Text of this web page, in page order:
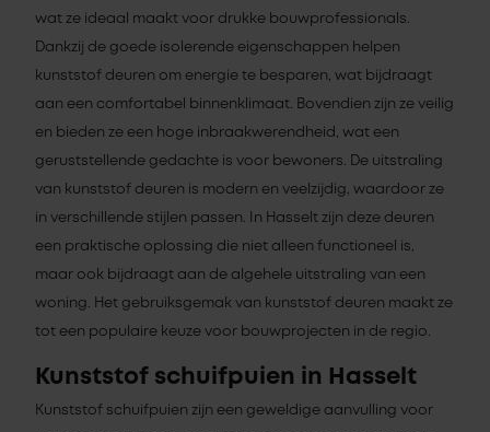
wat ze ideaal maakt voor drukke bouwprofessionals.
Dankzij de goede isolerende eigenschappen helpen
kunststof deuren om energie te besparen, wat bijdraagt
aan een comfortabel binnenklimaat. Bovendien zijn ze veilig
en bieden ze een hoge inbraakwerendheid, wat een
geruststellende gedachte is voor bewoners. De uitstraling
van kunststof deuren is modern en veelzijdig, waardoor ze
in verschillende stijlen passen. In Hasselt zijn deze deuren
een praktische oplossing die niet alleen functioneel is,
maar ook bijdraagt aan de algehele uitstraling van een
woning. Het gebruiksgemak van kunststof deuren maakt ze
tot een populaire keuze voor bouwprojecten in de regio.
Kunststof schuifpuien in Hasselt
Kunststof schuifpuien zijn een geweldige aanvulling voor